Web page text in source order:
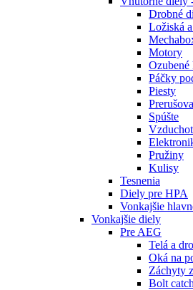
Drobné
Ložiská
Motory
Ozubené
Páčky
Piesty
Spúšte
Pružiny
Kulisy
Tesnenia
Diely pre HPA
Vonkajšie
Vonkajšie diely
Pre AEG
Telá a
Oká na
Záchyty
Bolt catch